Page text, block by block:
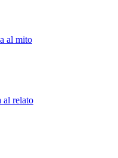
al mito
al relato